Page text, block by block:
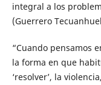
integral a los
(Guerrero
“Cuando pensamos
la forma en que
‘resolver’, la